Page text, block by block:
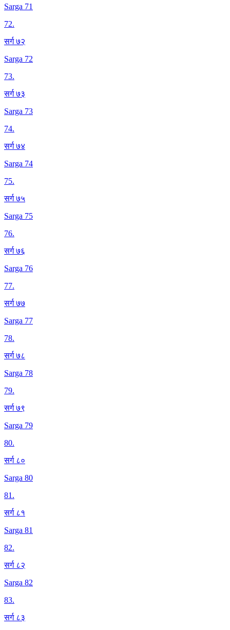
Sarga 71
72.
सर्ग ७२
Sarga 72
73.
सर्ग ७३
Sarga 73
74.
सर्ग ७४
Sarga 74
75.
सर्ग ७५
Sarga 75
76.
सर्ग ७६
Sarga 76
77.
सर्ग ७७
Sarga 77
78.
सर्ग ७८
Sarga 78
79.
सर्ग ७९
Sarga 79
80.
सर्ग ८०
Sarga 80
81.
सर्ग ८१
Sarga 81
82.
सर्ग ८२
Sarga 82
83.
सर्ग ८३